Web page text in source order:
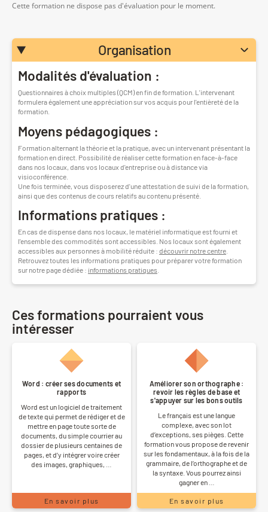
Cette formation ne dispose pas d'évaluation pour le moment.
Organisation
Modalités d'évaluation :
Questionnaires à choix multiples (QCM) en fin de formation. L'intervenant
formulera également une appréciation sur vos acquis pour l'entièreté de la
formation.
Moyens pédagogiques :
Formation alternant la théorie et la pratique, avec un intervenant présentant la
formation en direct. Possibilité de réaliser cette formation en face-à-face
dans nos locaux, dans vos locaux d'entreprise ou à distance via
visioconférence.
Une fois terminée, vous disposerez d'une attestation de suivi de la formation,
ainsi que des contenus de cours relatifs au contenu présenté.
Informations pratiques :
En cas de dispense dans nos locaux, le matériel informatique est fourni et
l'ensemble des commodités sont accessibles. Nos locaux sont également
accessibles aux personnes à mobilité réduite : découvrir notre centre
Retrouvez toutes les informations pratiques pour préparer votre formation
sur notre page dédiée : informations pratiques
Ces formations pourraient vous
intéresser
Word : créer ses documents et
rapports
Word est un logiciel de traitement
de texte qui permet de rédiger et de
mettre en page toute sorte de
documents, du simple courrier au
dossier de plusieurs centaines de
pages, et d’y intégrer voire créer
des images, graphiques, …
En savoir plus
Améliorer son orthographe :
revoir les règles de base et
s'appuyer sur les bons outils
Le français est une langue
complexe, avec son lot
d’exceptions, ses pièges. Cette
formation vous propose de revenir
sur les fondamentaux, à la fois de la
grammaire, de l’orthographe et de
la syntaxe. Vous pourrez ainsi
gagner en …
En savoir plus